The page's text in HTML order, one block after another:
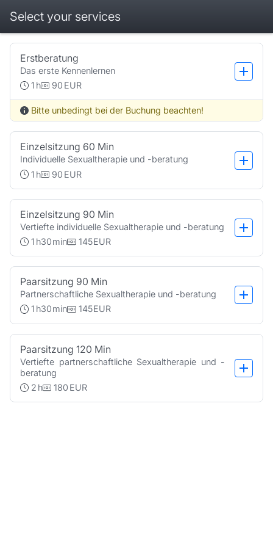
Select your services
Booking step Select your services
Erstberatung
Das erste Kennenlernen
1 h 90 EUR
Bitte unbedingt bei der Buchung beachten!
Einzelsitzung 60 Min
Individuelle Sexualtherapie und -beratung
1 h 90 EUR
Einzelsitzung 90 Min
Vertiefte individuelle Sexualtherapie und -beratung
1 h30min 145EUR
Paarsitzung 90 Min
Partnerschaftliche Sexualtherapie und -beratung
1 h30min 145EUR
Paarsitzung 120 Min
Vertiefte partnerschaftliche Sexualtherapie und -
beratung
2 h 180 EUR